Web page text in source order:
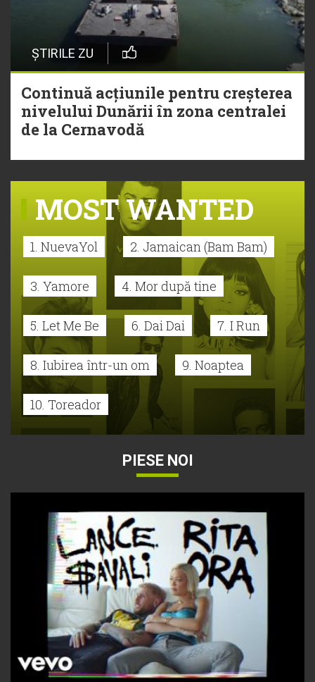
ȘTIRILE ZU
Continuă acțiunile pentru creșterea
nivelului Dunării în zona centralei
de la Cernavodă
MOST WANTED
1. NuevaYol 2. Jamaican (Bam Bam)
3. Yamore 4. Mor după tine
5. Let Me Be 6. Dai Dai 7. I Run
8. Iubirea într-un om 9. Noaptea
10. Toreador
PIESE NOI